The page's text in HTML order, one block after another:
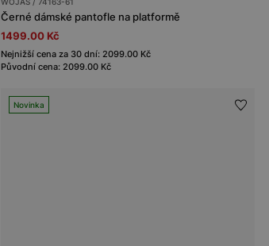
Černé dámské pantofle na platformě
1499.00 Kč
Nejnižší cena za 30 dní: 2099.00 Kč
Původní cena: 2099.00 Kč
Novinka